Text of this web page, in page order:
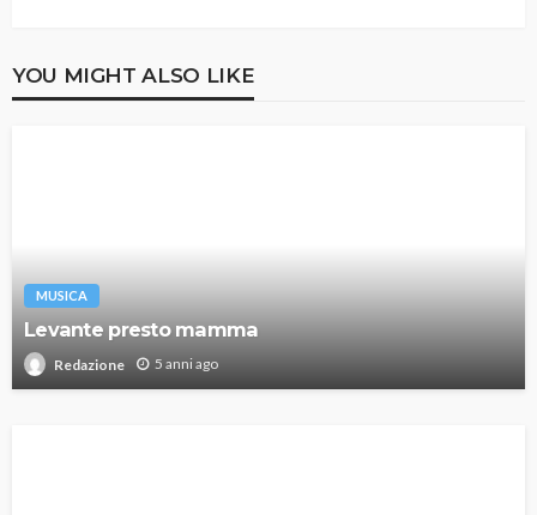
YOU MIGHT ALSO LIKE
MUSICA
Levante presto mamma
Redazione 5 anni ago